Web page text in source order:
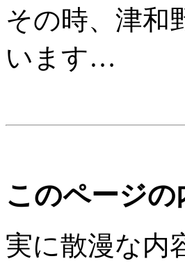
その時、津和
います…
このページの
実に散漫な内